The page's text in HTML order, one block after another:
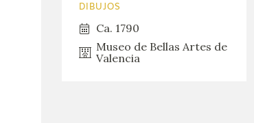
DIBUJOS
Ca. 1790
Museo de Bellas Artes de
Valencia